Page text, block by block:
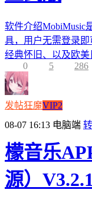
软件介绍MobiMusic
具，用户无需登录即
经典怀旧、以及欧
0
5 286
发帖狂魔VIP2
08-07 16:13 电脑端
檬音乐
源）